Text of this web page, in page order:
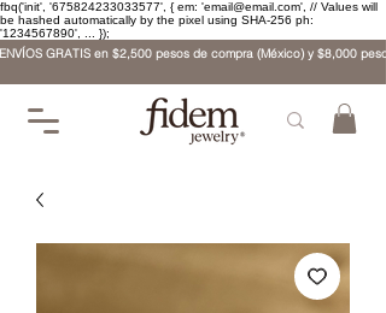
fbq('init', '675824233033577', { em: 'email@email.com', // Values will
be hashed automatically by the pixel using SHA-256 ph:
'1234567890', ... });
ENVÍOS GRATIS en $2,500 pesos de compra (México) y $8,000